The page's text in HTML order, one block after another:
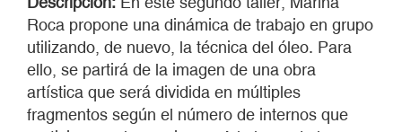
Roca propone una dinámica de trabajo en grupo
utilizando, de nuevo, la técnica del óleo. Para
ello, se partirá de la imagen de una obra
artística que será dividida en múltiples
fragmentos según el número de internos que